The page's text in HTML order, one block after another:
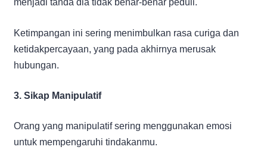
Ketimpangan ini sering menimbulkan rasa curiga dan
ketidakpercayaan, yang pada akhirnya merusak
hubungan.
3. Sikap Manipulatif
Orang yang manipulatif sering menggunakan emosi
untuk mempengaruhi tindakanmu.